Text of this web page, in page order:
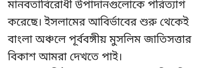
মানবতাবিরোধী উপাদানগুলোকে পরিত্যাগ
করেছে। ইসলামের আবির্ভাবের শুরু থেকেই
বাংলা অঞ্চলে পূর্ববঙ্গীয় মুসলিম জাতিসত্তার
বিকাশ আমরা দেখতে পাই।